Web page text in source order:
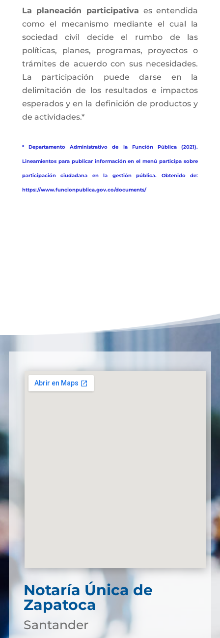
La planeación participativa es entendida
como el mecanismo mediante el cual la
sociedad civil decide el rumbo de las
políticas, planes, programas, proyectos o
trámites de acuerdo con sus necesidades.
La participación puede darse en la
delimitación de los resultados e impactos
esperados y en la definición de productos y
de actividades.*
* Departamento Administrativo de la Función Pública (2021).
Lineamientos para publicar información en el menú participa sobre
participación ciudadana en la gestión pública. Obtenido de:
https://www.funcionpublica.gov.co/documents/
Notaría Única de
Zapatoca
Santander